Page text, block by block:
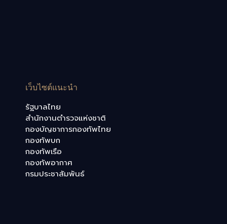
เว็บไซต์แนะนำ
รัฐบาลไทย
สำนักงานตำรวจแห่งชาติ
กองบัญชาการกองทัพไทย
กองทัพบก
กองทัพเรือ
กองทัพอากาศ
กรมประชาสัมพันธ์